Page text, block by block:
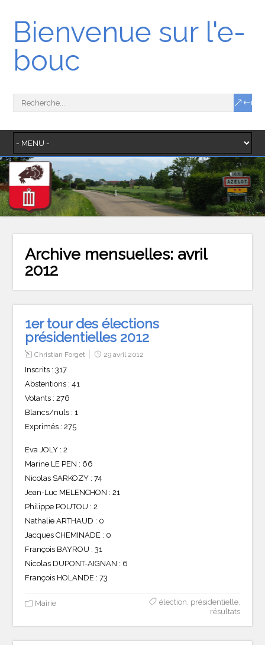
Bienvenue sur l'e-
bouc
Archive mensuelles: avril
2012
1er tour des élections
présidentielles 2012
Christian Forget 29 avril 2012
Inscrits : 317
Abstentions : 41
Votants : 276
Blancs/nuls : 1
Exprimés : 275
Eva JOLY : 2
Marine LE PEN : 66
Nicolas SARKOZY : 74
Jean-Luc MELENCHON : 21
Philippe POUTOU : 2
Nathalie ARTHAUD : 0
Jacques CHEMINADE : 0
François BAYROU : 31
Nicolas DUPONT-AIGNAN : 6
François HOLANDE : 73
Mairie élection présidentielle,
résultats